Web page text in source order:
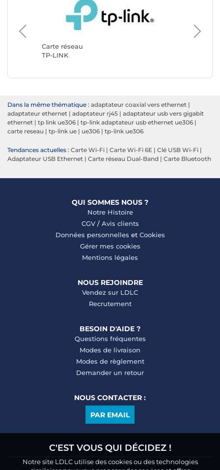
Carte réseau
TP-LINK
Carte
Dans la même thématique : adaptateur coaxial vers ethernet |
adaptateur ethernet | adaptateur rj45 | adaptateur usb vers gigabit
ethernet | tp link ue306 | tp-link adaptateur usb ethernet ue306 |
carte reseau | tp-link ue | ue306 | tp-link ue306
Tendances actuelles : Carte Wi-Fi | Carte Wi-Fi 6E | Clé USB Wi-Fi |
Adaptateur USB Ethernet | Carte réseau Dual-Band | Carte Bluetooth
QUI SOMMES NOUS ?
Notre Histoire
CGV/ Avis clients
Données personnelles et Cookies
Gérer mes cookies
Mentions légales
NOUS REJOINDRE
Vendez sur LDLC
Recrutement
BESOIN D'AIDE ?
Questions fréquentes
Modes de livraison
Modes de règlement
Demander un retour
NOUS CONTACTER :
PAR EMAIL
C'EST VOUS QUI DÉCIDEZ !
Notre site LDLC utilise des cookies ou des technologies